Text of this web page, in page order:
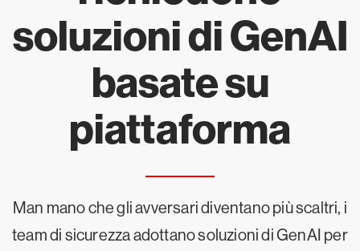
soluzioni di GenAI
basate su
piattaforma
Man mano che gli avversari diventano più scaltri, i
team di sicurezza adottano soluzioni di GenAI per